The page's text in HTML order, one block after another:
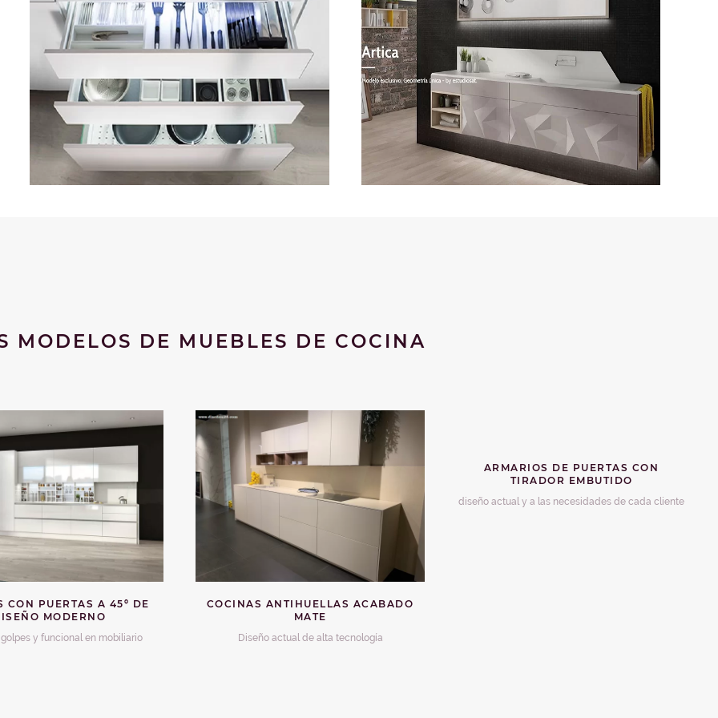
MODELOS DE MUEBLES DE COCINA
CON PUERTAS A 45º DE
MODERNO
y funcional en mobiliario
COCINAS ANTIHUELLAS ACABADO
MATE
Diseño actual de alta tecnología
ARMARIOS DE PUERTAS CON
TIRADOR EMBUTIDO
diseño actual y a las necesidades de cada cliente